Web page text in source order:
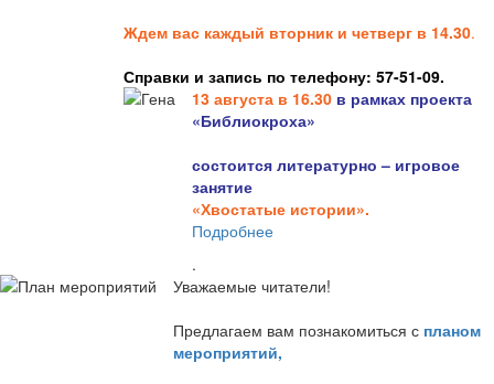
Ждем вас каждый вторник и четверг в 14.30.
Справки и запись по телефону: 57-51-09.
13 августа в 16.30 в рамках проекта
«Библиокроха»
состоится литературно – игровое
занятие
«Хвостатые истории».
Подробнее
.
Уважаемые читатели!
Предлагаем вам познакомиться с планом
мероприятий,